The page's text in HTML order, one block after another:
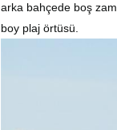
arka bahçede boş
boy plaj örtüsü